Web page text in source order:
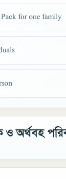
for one family
ও অর্থবহ